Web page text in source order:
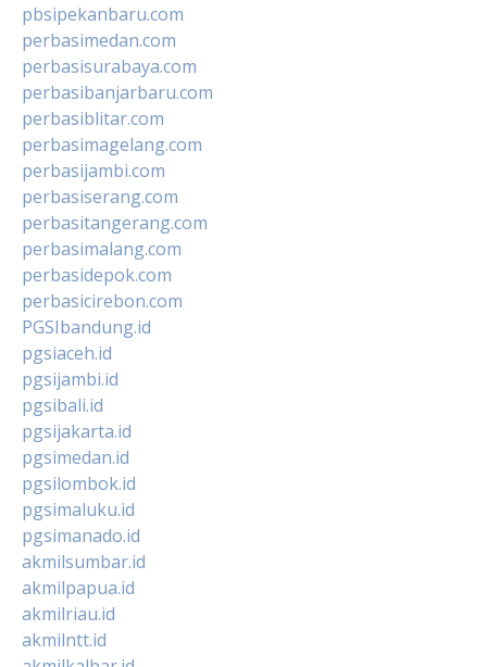
pbsipekanbaru.com
perbasimedan.com
perbasisurabaya.com
perbasibanjarbaru.com
perbasiblitar.com
perbasimagelang.com
perbasijambi.com
perbasiserang.com
perbasitangerang.com
perbasimalang.com
perbasidepok.com
perbasicirebon.com
PGSIbandung.id
pgsiaceh.id
pgsijambi.id
pgsibali.id
pgsijakarta.id
pgsimedan.id
pgsilombok.id
pgsimaluku.id
pgsimanado.id
akmilsumbar.id
akmilpapua.id
akmilriau.id
akmilntt.id